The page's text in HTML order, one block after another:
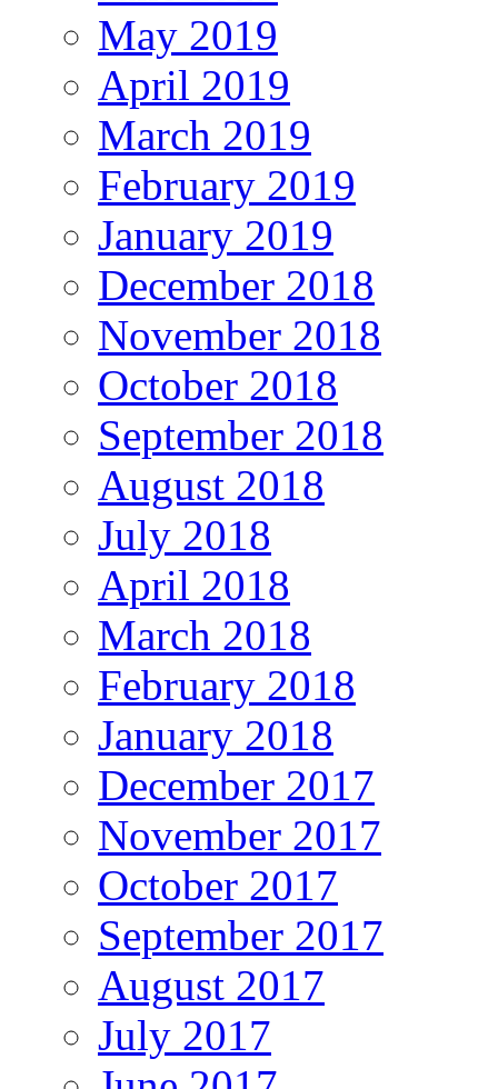
May 2019
April 2019
March 2019
February 2019
January 2019
December 2018
November 2018
October 2018
September 2018
August 2018
July 2018
April 2018
March 2018
February 2018
January 2018
December 2017
November 2017
October 2017
September 2017
August 2017
July 2017